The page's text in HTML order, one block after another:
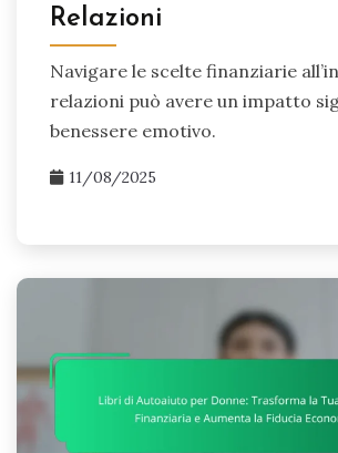
Relazioni
Navigare le scelte finanziarie
relazioni può avere un impatto
benessere emotivo.
11/08/2025